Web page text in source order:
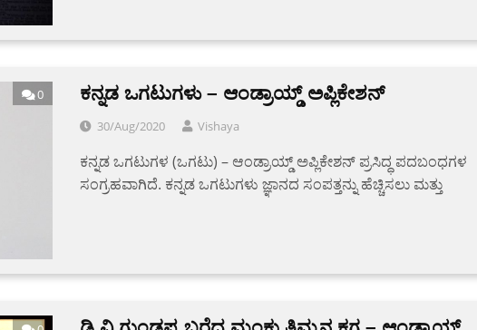
0 ಕನ್ನಡ ಒಗಟುಗಳು – ಆಂಡ್ರಾಯ್ಡ್ ಅಪ್ಲಿಕೇಶನ್
30/Aug/2020 Vishaya
ಕನ್ನಡ ಒಗಟುಗಳ (ಒಗಟು) – ಆಂಡ್ರಾಯ್ಡ್ ಅಪ್ಲಿಕೇಶನ್ ಪ್ರಸಿದ್ಧ ಪದಬಂಧಗಳ
ಸಂಗ್ರಹವಾಗಿದೆ. ಕನ್ನಡ ಒಗಟುಗಳು ಜ್ಞಾನದ ಸಂಪತ್ತನ್ನು ಹೆಚ್ಚಿಸಲು ಮತ್ತು